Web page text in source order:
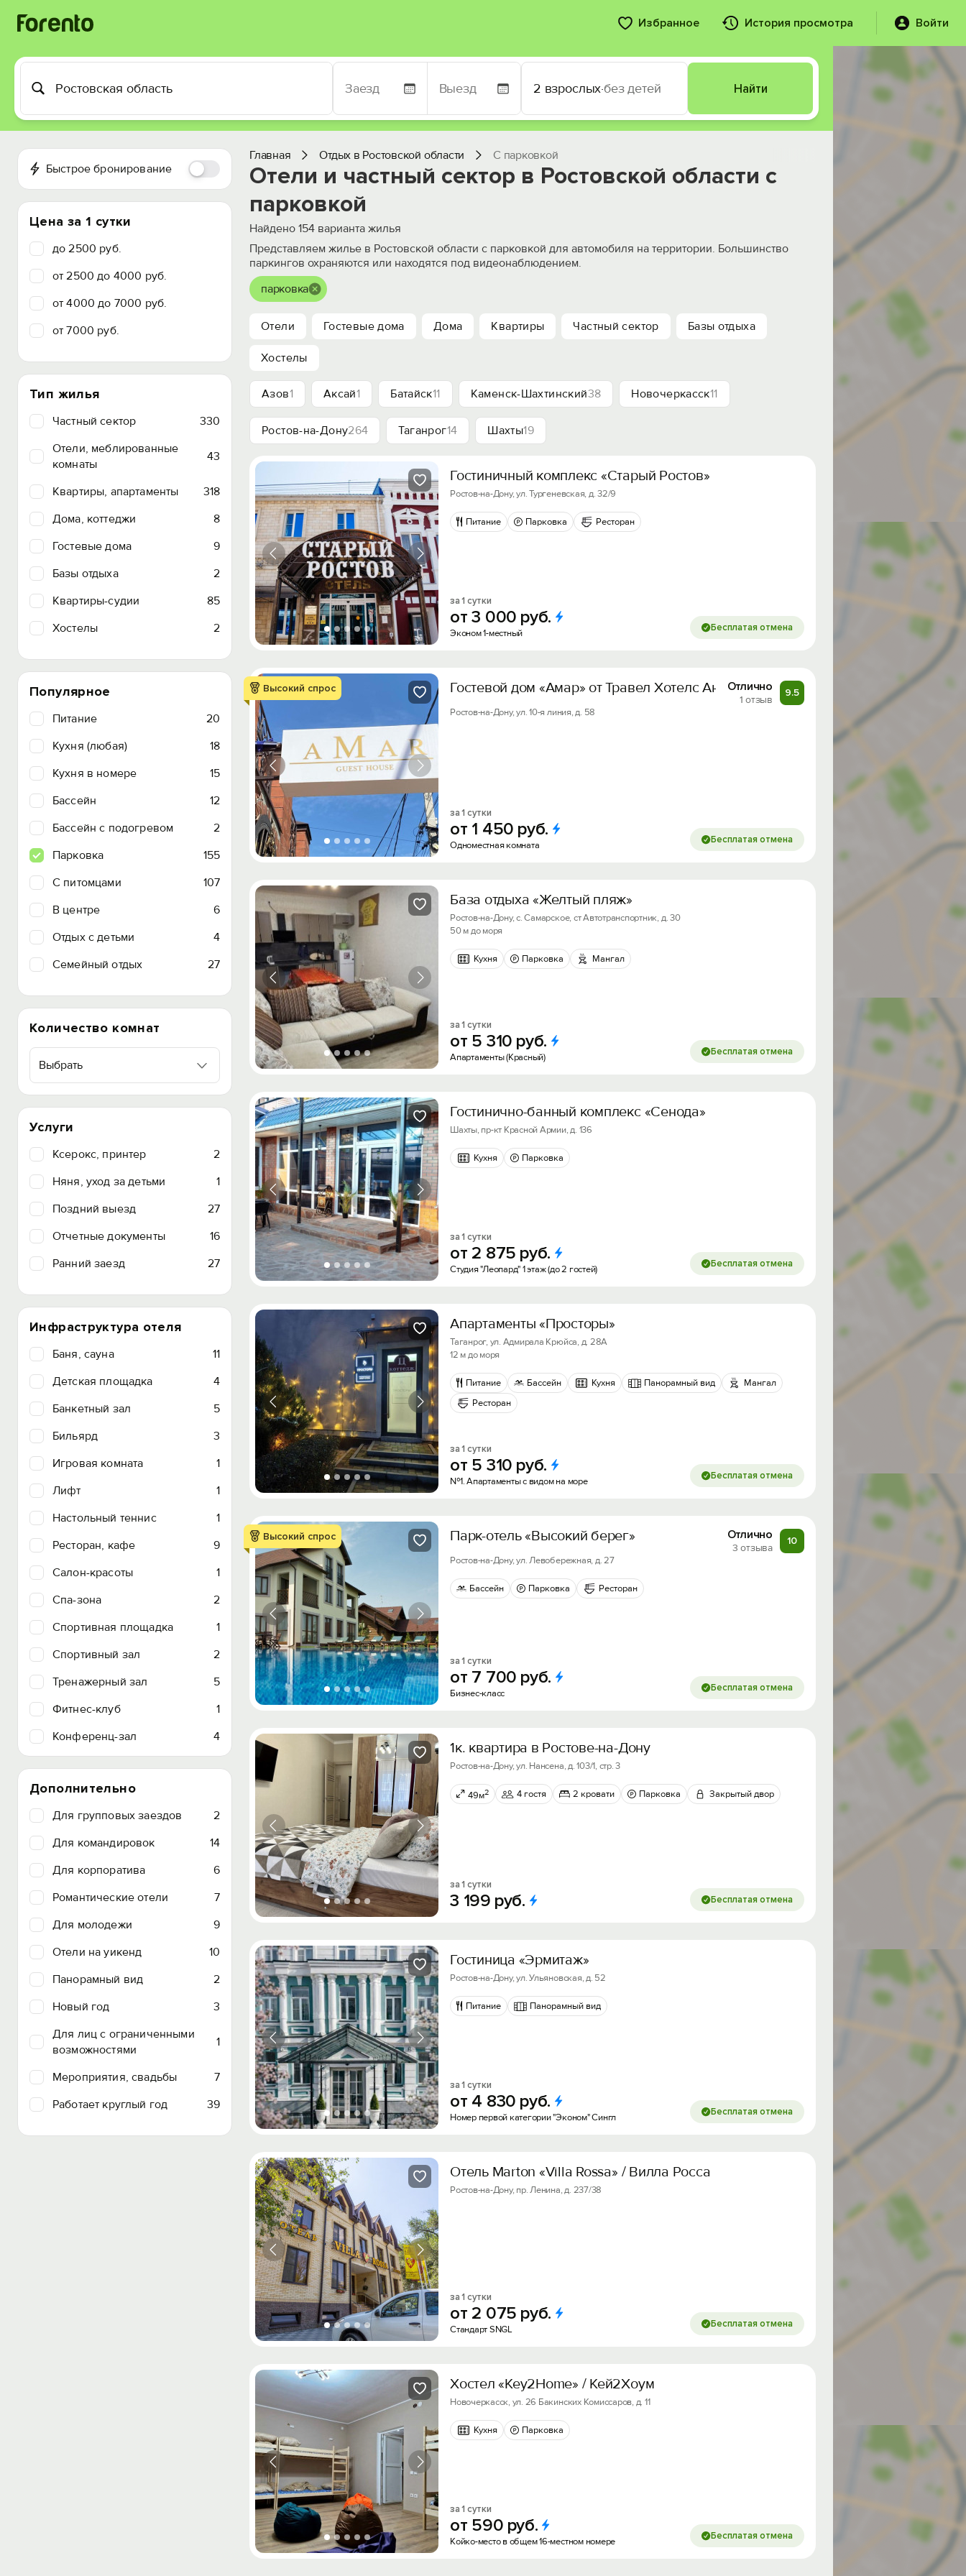
Избранное История просмотра Войти
2 взрослых·без детей Найти
Быстрое бронирование
Цена за 1 сутки
до 2500 руб.
от 2500 до 4000 руб.
от 4000 до 7000 руб.
от 7000 руб.
Тип жилья
Частный сектор
330
Отели, меблированные
комнаты
43
Квартиры, апартаменты
318
Дома, коттеджи
8
Гостевые дома
9
Базы отдыха
2
Квартиры-судии
85
Хостелы
2
Популярное
Питание
20
Кухня (любая)
18
Кухня в номере
15
Бассейн
12
Бассейн с подогревом
2
Парковка
155
C питомцами
107
В центре
6
Отдых с детьми
4
Семейный отдых
27
Количество комнат
Выбрать
Услуги
Ксерокс, принтер
2
Няня, уход за детьми
1
Поздний выезд
27
Отчетные документы
16
Ранний заезд
27
Инфраструктура отеля
Баня, сауна
11
Детская площадка
4
Банкетный зал
5
Бильярд
3
Игровая комната
1
Лифт
1
Настольный теннис
1
Ресторан, кафе
9
Салон-красоты
1
Спа-зона
2
Спортивная площадка
1
Спортивный зал
2
Тренажерный зал
5
Фитнес-клуб
1
Конференц-зал
4
Дополнительно
Для групповых заездов
2
Для командировок
14
Для корпоратива
6
Романтические отели
7
Для молодежи
9
Отели на уикенд
10
Панорамный вид
2
Новый год
3
Для лиц с ограниченными
возможностями
1
Мероприятия, свадьбы
7
Работает круглый год
39
Главная Отдых в Ростовской области С парковкой
Отели и частный сектор в Ростовской области с
парковкой
Найдено 154 варианта жилья
Представляем жилье в Ростовской области с парковкой для автомобиля на территории. Большинство
паркингов охраняются или находятся под видеонаблюдением.
парковка
Отели Гостевые дома Дома Квартиры Частный сектор Базы отдыха
Хостелы
Азов1 Аксай1 Батайск11 Каменск-Шахтинский38 Новочеркасск11
Ростов-на-Дону264 Таганрог14 Шахты19
Гостиничный комплекс «Старый Ростов»
Ростов-на-Дону, ул. Тургеневская, д. 32/9
Питание Парковка Ресторан
за 1 сутки
от3 000 руб.
Эконом 1-местный Бесплатая отмена
Высокий спрос Гостевой дом «Амар» от Травел Хотелс Антураж
Отлично
1 отзыв
9.5
Ростов-на-Дону, ул. 10-я линия, д. 58
за 1 сутки
от 1 450 руб.
Одноместная комната Бесплатая отмена
База отдыха «Желтый пляж»
Ростов-на-Дону, с. Самарское, ст Автотранспортник, д. 30
50 м до моря
Кухня Парковка Мангал
за 1 сутки
от 5 310 руб.
Апартаменты (Красный) Бесплатая отмена
Гостинично-банный комплекс «Сенода»
Шахты, пр-кт Красной Армии, д. 136
Кухня Парковка
за 1 сутки
от 2 875 руб.
Студия "Леопард" 1 этаж (до 2 гостей) Бесплатая отмена
Апартаменты «Просторы»
Таганрог, ул. Адмирала Крюйса, д. 28А
12 м до моря
Питание Бассейн Кухня Панорамный вид
Мангал
Ресторан
за 1 сутки
от 5 310 руб.
№1. Апартаменты с видом на море Бесплатая отмена
Высокий спрос Парк-отель «Высокий берег» Отлично
3 отзыва
10
Ростов-на-Дону, ул. Левобережная, д. 27
Бассейн Парковка Ресторан
за 1 сутки
от 7 700 руб.
Бизнес-класс Бесплатая отмена
1к. квартира в Ростове-на-Дону
Ростов-на-Дону, ул. Нансена, д. 103/1, стр. 3
49м2 4 гостя 2 кровати Парковка Закрытый двор
за 1 сутки
3 199 руб. Бесплатая отмена
Гостиница «Эрмитаж»
Ростов-на-Дону, ул. Ульяновская, д. 52
Питание Панорамный вид
за 1 сутки
от 4 830 руб.
Номер первой категории "Эконом" Сингл Бесплатая отмена
Отель Marton «Villa Rossa» / Вилла Росса
Ростов-на-Дону, пр. Ленина, д. 237/38
за 1 сутки
от 2 075 руб.
Стандарт SNGL Бесплатая отмена
Хостел «Key2Home» / Кей2Хоум
Новочеркасск, ул. 26 Бакинских Комиссаров, д. 11
Кухня Парковка
за 1 сутки
от 590 руб.
Койко-место в общем 16-местном номере Бесплатая отмена